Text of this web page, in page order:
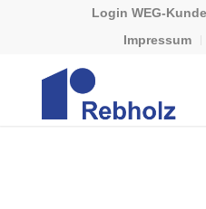
Login WEG-
Impressum